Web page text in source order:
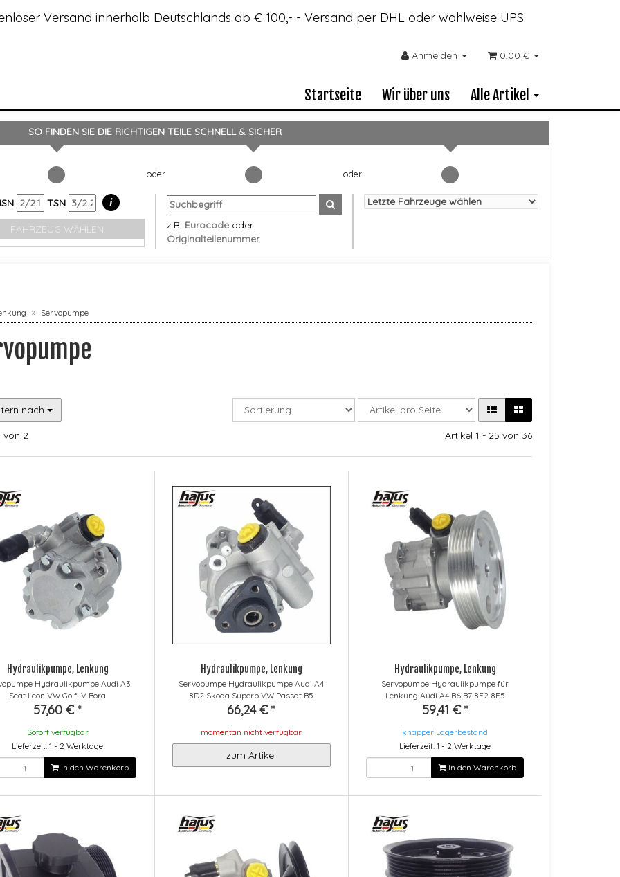
Versand innerhalb Deutschlands ab € 100,- - Versand per DHL oder wahlweise UPS
Anmelden 0,00 €
Startseite Wir über uns Alle Artikel
SO FINDEN SIE DIE RICHTIGEN TEILE SCHNELL & SICHER
TSN i
FAHRZEUG WÄHLEN z.B. Eurocode oder
Originalteilenummer
Servopumpe
nach
von 2 Artikel 1 - 25 von 36
Hydraulikpumpe, Lenkung
Hydraulikpumpe Audi A3
Seat Leon VW Golf IV Bora
57,60 € *
Sofort verfügbar
Lieferzeit: 1 - 2 Werktage
In den Warenkorb
Hydraulikpumpe, Lenkung
Servopumpe Hydraulikpumpe Audi A4
8D2 Skoda Superb VW Passat B5
66,24 € *
momentan nicht verfügbar
zum Artikel
Hydraulikpumpe, Lenkung
Servopumpe Hydraulikpumpe für
Lenkung Audi A4 B6 B7 8E2 8E5
59,41 € *
knapper Lagerbestand
Lieferzeit: 1 - 2 Werktage
In den Warenkorb